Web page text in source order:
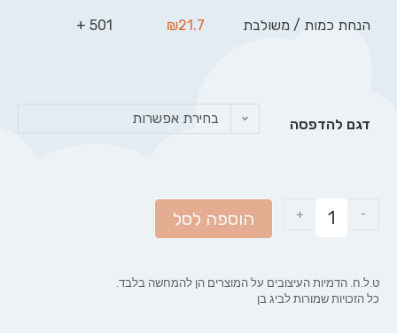
הנחת כמות / משולבת ₪21.7
501 +
דגם להדפסה בחירת אפשרות
-
+ הוספה לסל
ט.ל.ח. הדמיות העיצובים על המוצרים הן להמחשה בלבד.
כל הזכויות שמורות לביג בן